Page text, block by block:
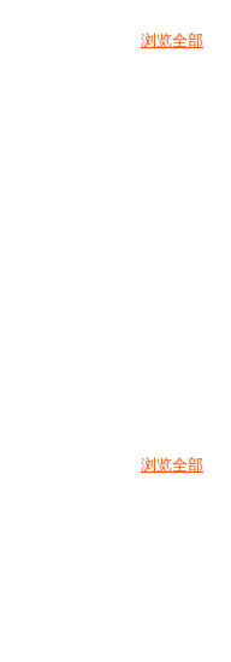
浏览全部
浏览全部